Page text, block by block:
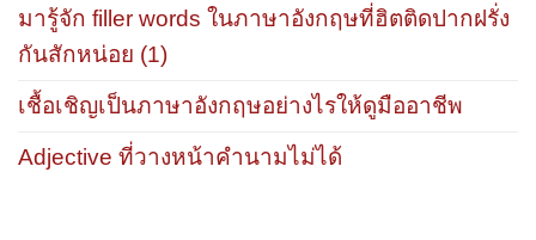
มารู้จัก filler words ในภาษาอังกฤษที่ฮิตติดปากฝรั่ง
กันสักหน่อย (1)
เชื้อเชิญเป็นภาษาอังกฤษอย่างไรให้ดูมืออาชีพ
Adjective ที่วางหน้าคำนามไม่ได้